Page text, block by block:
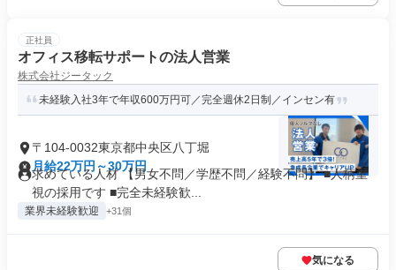
正社員
オフィス移転サポートの法人営業
株式会社ジータック
未経験入社3年で年収600万円可／完全週休2日制／インセン有
〒104-0032東京都中央区八丁堀
月給22万円～30万円
求めている人材 【男女不問／学歴不問／経験不問】 ■人柄重
視の採用です ■完全未経験歓...
業界未経験歓迎 +31個
気になる